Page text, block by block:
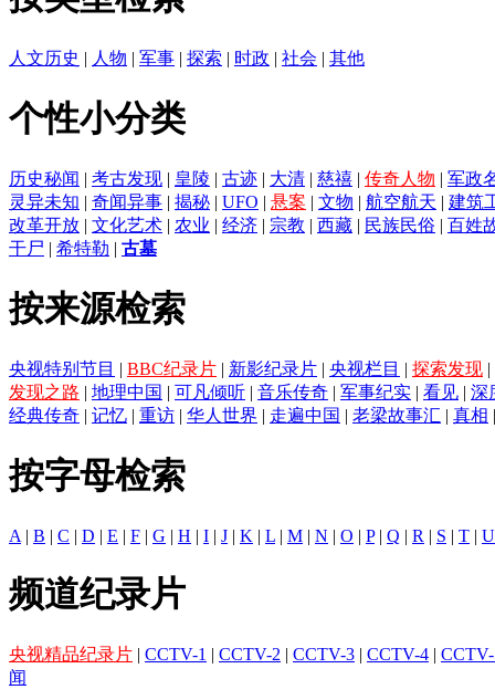
人文历史 | 人物 | 军事 | 探索 | 时政 | 社会 | 其他
个性小分类
历史秘闻 | 考古发现 | 皇陵 | 古迹 | 大清 | 慈禧 | 传奇人物 | 军政
灵异未知 | 奇闻异事 | 揭秘 | UFO | 悬案 | 文物 | 航空航天 | 建筑
改革开放 | 文化艺术 | 农业 | 经济 | 宗教 | 西藏 | 民族民俗 | 百姓
干尸 | 希特勒 | 古墓
按来源检索
央视特别节目 | BBC纪录片 | 新影纪录片 | 央视栏目 | 探索发现 |
发现之路 | 地理中国 | 可凡倾听 | 音乐传奇 | 军事纪实 | 看见 | 深
经典传奇 | 记忆 | 重访 | 华人世界 | 走遍中国 | 老梁故事汇 | 真相
按字母检索
A | B | C | D | E | F | G | H | I | J | K | L | M | N | O | P| Q | R | S | T | U
频道纪录片
央视精品纪录片 | CCTV-1 | CCTV-2 | CCTV-3 | CCTV-4 |
闻